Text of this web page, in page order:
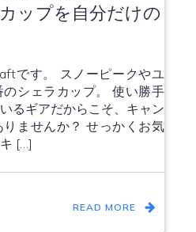
ップを自分だけの
です。 スノーピークやユ
シェラカップ。 使い勝手
るギアだからこそ、キャン
ませんか？ せっかくお気
[…]
READ MORE